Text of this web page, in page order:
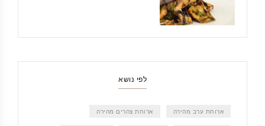
לפי נושא
ארוחת ערב מהירה ארוחת צהרים מהירה